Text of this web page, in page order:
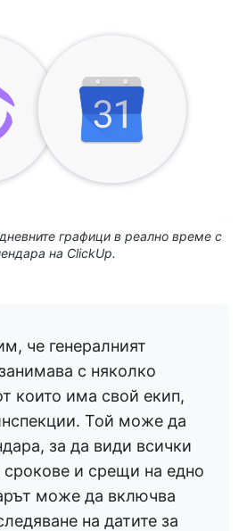
графици в реално време с
на ClickUp.
че генералният
с няколко
които има свой екип,
Той може да
за да види всички
срокове и срещи на едно
може да включва
на датите за